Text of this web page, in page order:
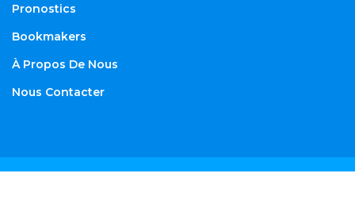
Pronostics
Bookmakers
À Propos De Nous
Nous Contacter